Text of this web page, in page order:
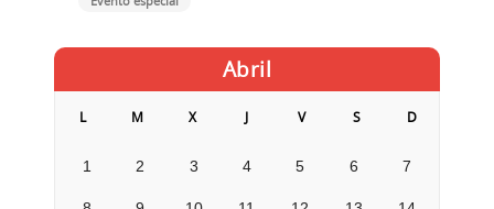
Abril
L M X J V S D
1 2 3 4 5 6 7